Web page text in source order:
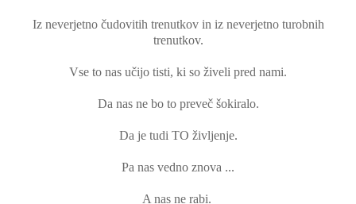
Iz neverjetno čudovitih trenutkov in iz neverjetno turobnih
trenutkov.
Vse to nas učijo tisti, ki so živeli pred nami.
Da nas ne bo to preveč šokiralo.
Da je tudi TO življenje.
Pa nas vedno znova ...
A nas ne rabi.